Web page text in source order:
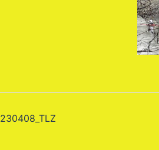
230408_TLZ